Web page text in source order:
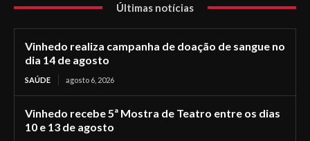
Últimas notícias
Vinhedo realiza campanha de doação de sangue no
dia 14 de agosto
SAÚDE agosto 6, 2026
Vinhedo recebe 5ª Mostra de Teatro entre os dias
10 e 13 de agosto